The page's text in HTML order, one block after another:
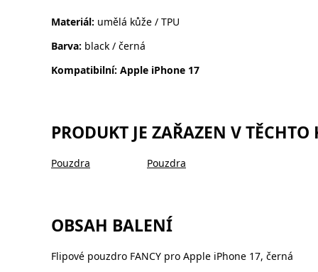
Materiál: umělá kůže / TPU
Barva: black / černá
Kompatibilní: Apple iPhone 17
PRODUKT JE ZAŘAZEN V TĚCHTO
Pouzdra Pouzdra
OBSAH BALENÍ
Flipové pouzdro FANCY pro Apple iPhone 17, černá